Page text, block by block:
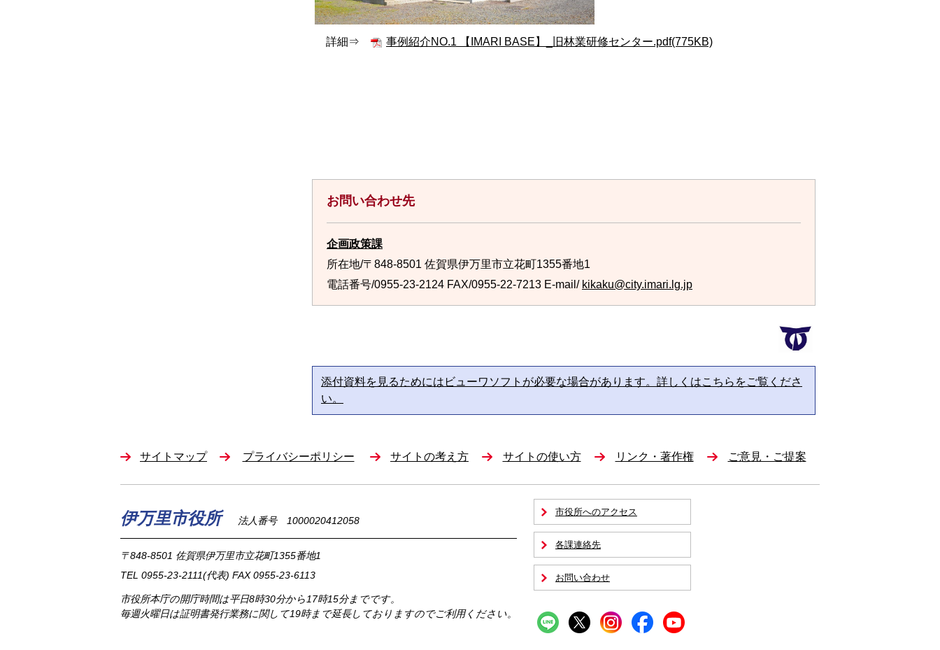
詳細⇒ 事例紹介NO.1 【IMARI BASE】_旧林業研修センター.pdf(775KB)
お問い合わせ先
企画政策課
所在地/〒848-8501 佐賀県伊万里市立花町1355番地1
電話番号/0955-23-2124 FAX/0955-22-7213 E-mail/ kikaku@city.imari.lg.jp
添付資料を見るためにはビューワソフトが必要な場合があります。詳しくはこちらをご覧くださ
い。
サイトマップ プライバシーポリシー サイトの考え方 サイトの使い方 リンク・著作権 ご意見・ご提案
伊万里市役所 法人番号 1000020412058
〒848-8501 佐賀県伊万里市立花町1355番地1
TEL 0955-23-2111(代表) FAX 0955-23-6113
市役所本庁の開庁時間は平日8時30分から17時15分までです。
毎週火曜日は証明書発行業務に関して19時まで延長しておりますのでご利用ください。
市役所へのアクセス
各課連絡先
お問い合わせ